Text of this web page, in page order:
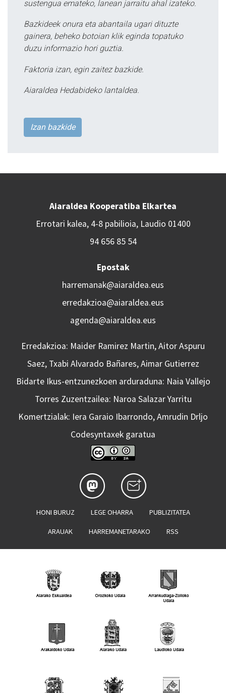
sustengua emateko, lanean jarraitu ahal izateko.
Bazkideek onura eta abantaila ugari dituzte
gainera, beheko botoian klik eginda topatuko
duzu informazio hori guztia.
Faktoria izan, egin zaitez bazkide.
Aiaraldea Hedabideko lantaldea.
Izan bazkide
Aiaraldea Kooperatiba Elkartea
Errotari kalea, 4-8 pabilioia, Laudio 01400
94 656 85 54
Epostak
harremanak@aiaraldea.eus
erredakzioa@aiaraldea.eus
agenda@aiaraldea.eus
Erredakzioa: Maider Ramirez Martin, Aitor Aspuru
Saez, Txabi Alvarado Bañares, Aimar Gutierrez
Bidarte Ikus-entzunezkoen arduraduna: Naia Vallejo
Torres Zuzentzailea: Naroa Salazar Yarritu
Komertzialak: Iera Garaio Ibarrondo, Amrudin Drljo
Codesyntaxek garatua
HONI BURUZ LEGE OHARRA PUBLIZITATEA
ARAUAK HARREMANETARAKO RSS